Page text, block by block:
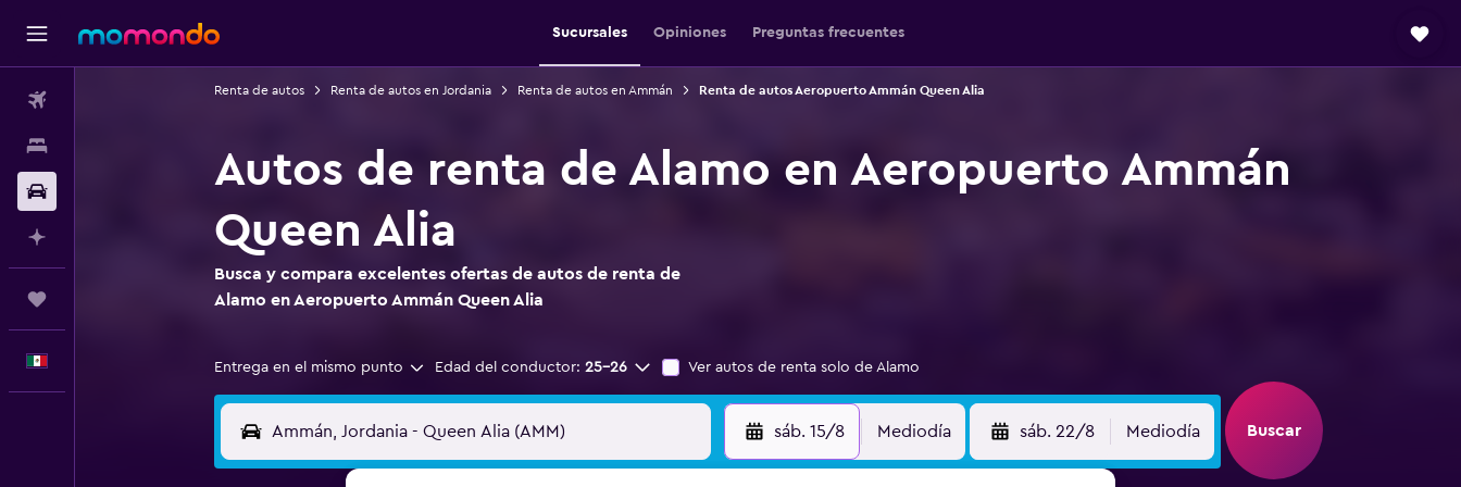
Sucursales Opiniones Preguntas frecuentes
Renta de autos Renta de autos en Jordania Renta de autos en Ammán Renta de autos Aeropuerto Ammán Queen Alia
Autos de renta de Alamo en Aeropuerto Ammán
Queen Alia
Busca y compara excelentes ofertas de autos de renta de
Alamo en Aeropuerto Ammán Queen Alia
Entrega en el mismo punto Edad del conductor: 25-26 Ver autos de renta solo de Alamo
sáb. 15/8 Mediodía sáb. 22/8 Mediodía Buscar